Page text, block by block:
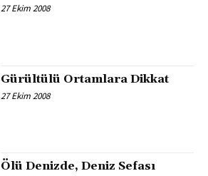
27 Ekim 2008
Gürültülü Ortamlara Dikkat
27 Ekim 2008
Ölü Denizde, Deniz Sefası